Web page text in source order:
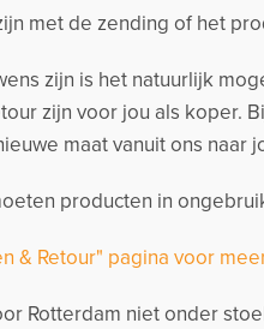
met de zending of het
zijn is het natuurlijk
zijn voor jou als koper.
maat vanuit ons naar
producten in
& Retour" pagina voor
Rotterdam niet onder